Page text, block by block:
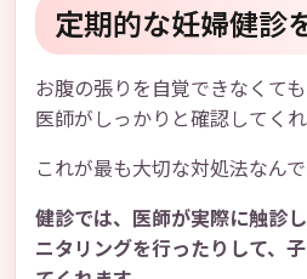
定期的な妊婦健診
お腹の張りを自覚できなくて
医師がしっかりと確認してくれ
これが最も大切な対処法なんで
健診では、医師が実際に触診
ニタリングを行ったりして、